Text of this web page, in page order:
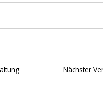
Nächster